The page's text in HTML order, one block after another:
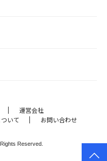
運営会社
いて
お問い合わせ
Reserved.